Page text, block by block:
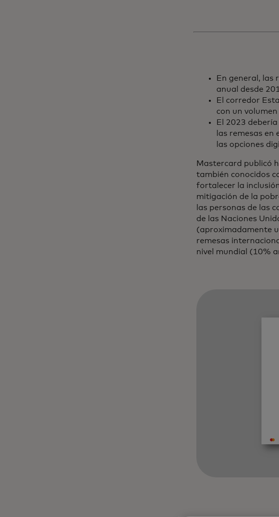
En general, las
anual desde
El corredor
con un
El 2023
las remesas
las opciones
Mastercard publicó
también conocidos
fortalecer la
mitigación de la
las personas de las
de las Naciones
(aproximadamente
remesas
nivel mundial (10%